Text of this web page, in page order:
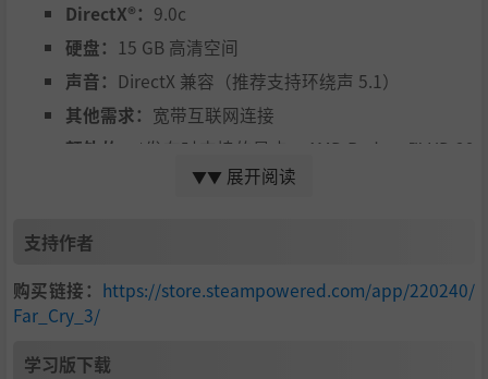
DirectX®： 9.0c
硬盘： 15 GB 高清空间
声音： DirectX 兼容（推荐支持环绕声 5.1）
其他需求： 宽带互联网连接
额外的：
*发布时支持的显卡：AMD Radeon™ HD 29
00 / 3000 / 4000 / 5000 / 6000 / 7000 系列、NVIDIA®
列。这些卡的笔记本电脑版本可能有效，但不受支
持。这些芯片组是唯一可以运行这款游戏的芯片组。
有关最新的最低要求列表，请访问我们支持网站
p://support.ubi.com
▼▼ 展开阅读
支持作者
购买链接： https://store.steampowered.com/app/220240/
Far_Cry_3/
学习版下载